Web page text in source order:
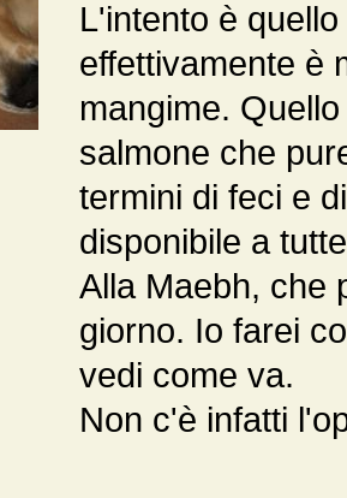
L'intento è
effettivamente è
mangime.
salmone che
termini di feci e
disponibile a
Alla Maebh, che
giorno. Io farei
vedi come va.
Non c'è infatti